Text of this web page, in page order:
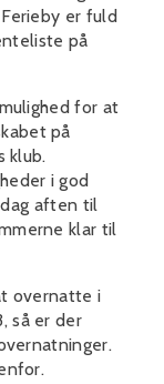
er fuld
på
for at
på
klub.
i god
aften til
klar til
overnatte i
så er der